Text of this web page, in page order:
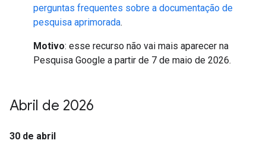
perguntas frequentes sobre a documentação de
pesquisa aprimorada.
Motivo: esse recurso não vai mais aparecer na
Pesquisa Google a partir de 7 de maio de 2026.
Abril de 2026
30 de abril